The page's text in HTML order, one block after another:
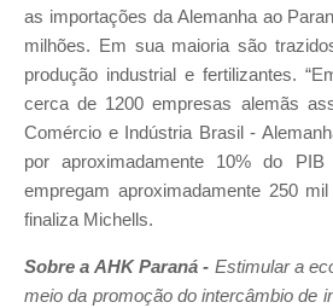
as importações da Alemanha ao
milhões. Em sua maioria são
produção industrial e fertilizantes.
cerca de 1200 empresas alemãs
Comércio e Indústria Brasil -
por aproximadamente 10% do
empregam aproximadamente 250
finaliza Michells.
Sobre a AHK Paraná - Estimular a
meio da promoção do intercâmbio de